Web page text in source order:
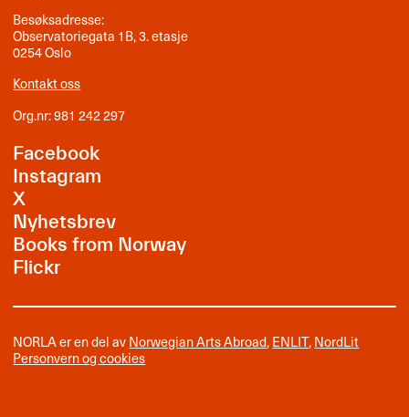
Besøksadresse:
Observatoriegata 1B, 3. etasje
0254 Oslo
Kontakt oss
Org.nr: 981 242 297
Facebook
Instagram
X
Nyhetsbrev
Books from Norway
Flickr
NORLA er en del avNorwegian Arts Abroad,ENLIT,NordLit
Personvern og cookies